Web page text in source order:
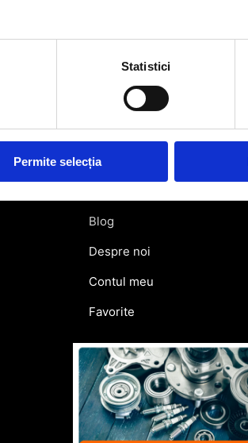
Statistici
Permite selecția
Link-uri rapide
Retragere din contract
Blog
Despre noi
Contul meu
Favorite